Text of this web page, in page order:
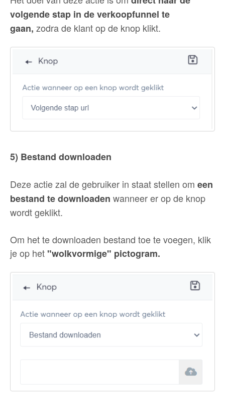
volgende stap in de verkoopfunnel te
gaan, zodra de klant op de knop klikt.
5) Bestand downloaden
Deze actie zal de gebruiker in staat stellen om een
bestand te downloaden wanneer er op de knop
wordt geklikt.
Om het te downloaden bestand toe te voegen, klik
je op het "wolkvormige" pictogram.